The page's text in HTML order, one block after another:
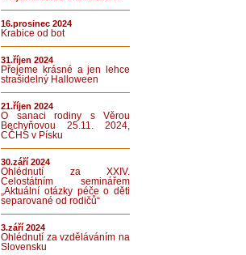
16.prosinec 2024
Krabice od bot
31.říjen 2024
Přejeme krásné a jen lehce
strašidelný Halloween
21.říjen 2024
O sanaci rodiny s Věrou
Bechyňovou 25.11. 2024,
CČHS v Písku
30.září 2024
Ohlédnutí za XXIV.
Celostátním seminářem
„Aktuální otázky péče o děti
separované od rodičů“
3.září 2024
Ohlédnutí za vzděláváním na
Slovensku